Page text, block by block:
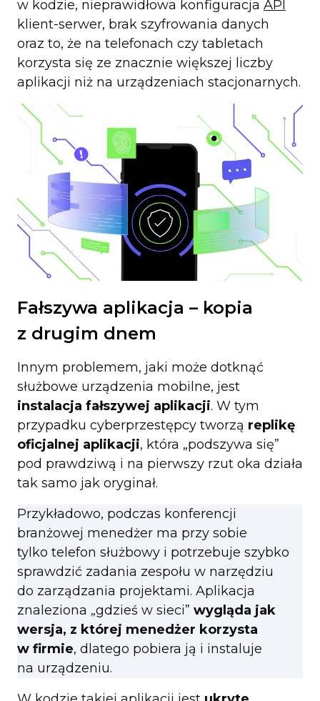
w kodzie, nieprawidłowa konfiguracja API
klient-serwer, brak szyfrowania danych
oraz to, że na telefonach czy tabletach
korzysta się ze znacznie większej liczby
aplikacji niż na urządzeniach stacjonarnych.
Fałszywa aplikacja – kopia
z drugim dnem
Innym problemem, jaki może dotknąć
służbowe urządzenia mobilne, jest
instalacja fałszywej aplikacji. W tym
przypadku cyberprzestępcy tworzą replikę
oficjalnej aplikacji, która „podszywa się”
pod prawdziwą i na pierwszy rzut oka działa
tak samo jak oryginał.
Przykładowo, podczas konferencji
branżowej menedżer ma przy sobie
tylko telefon służbowy i potrzebuje szybko
sprawdzić zadania zespołu w narzędziu
do zarządzania projektami. Aplikacja
znaleziona „gdzieś w sieci” wygląda jak
wersja, z której menedżer korzysta
w firmie, dlatego pobiera ją i instaluje
na urządzeniu.